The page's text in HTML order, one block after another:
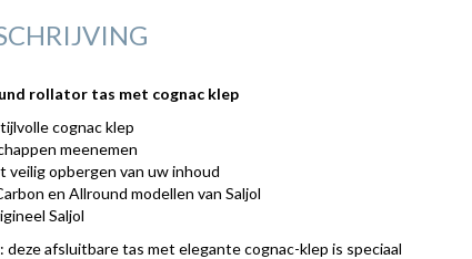
rollator tas met cognac klep
cognac klep
meenemen
veilig opbergen van uw inhoud
en Allround modellen van Saljol
Saljol
deze afsluitbare tas met elegante cognac-klep is speciaal